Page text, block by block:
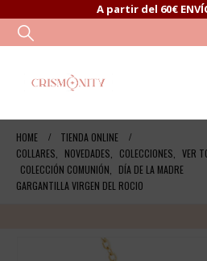
A partir del 60€
HOME
TIENDA ONLINE
COLLARES
NOVEDADES COLECCIONES VER
COLECCIÓN COMUNIÓN
DÍA DE LA MADRE
GARGANTILLA VIRGEN DEL ROCIO